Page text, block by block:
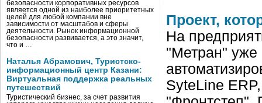
безопасности корпоративных ресурсов
является одной из наиболее приоритетных
целей для любой компании вне
зависимости от масштабов и сферы
деятельности. Рынок информационной
безопасности развивается, а это значит,
что и …
Наталья Абрамович, Туристско-
информационный центр Казани:
Виртуальная поддержка реальных
путешествий
Туристический бизнес, за счет развития
Проект,
На
"Метран" уже
SyteLine